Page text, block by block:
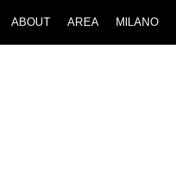
ABOUT AREA MILANO